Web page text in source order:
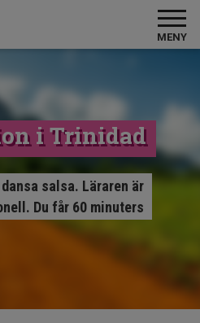
MENY
i Trinidad
salsa. Läraren är
Du får 60 minuters